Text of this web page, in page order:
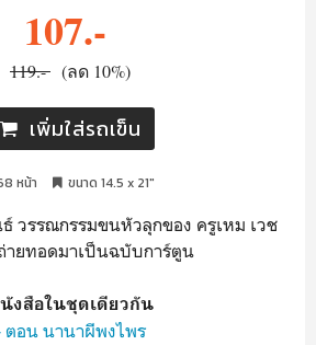
107.-
119.- (ลด 10%)
เพิ่มใส่รถเข็น
หน้า ขนาด 14.5 x 21"
วรรณกรรมขนหัวลุกของ ครูเหม เวช
ายทอดมาเป็นฉบับการ์ตูน
งสือในชุดเดียวกัน
ตอน นานาผีพงไพร